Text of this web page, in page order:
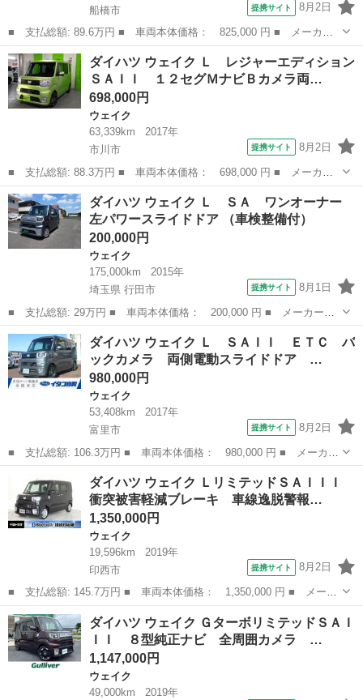
船橋市
提携サイト 8月2日
■ 支払総額: 89.6万円 ■ 車両本体価格： 825,000 円 ■ メーカー
名： ダイハツ ■ 車種名： ウェイク ■ グレード名： Ｌ ＳＡ
ＩＩ 衝突回避支援ブレーキ・ナビ・バックカメラ・ＥＴＣ・両側パ
ワースライド...
千葉 船橋市 ウェイク
ダイハツ ウェイク Ｌ レジャーエディション
ＳＡＩＩ １２セグＭナビＢカメラ両…
698,000円
ウェイク
63,339km
2017年
市川市
提携サイト 8月2日
■ 支払総額: 88.3万円 ■ 車両本体価格： 698,000 円 ■ メーカー
名： ダイハツ ■ 車種名： ウェイク ■ グレード名： Ｌ レジ
ャーエディションＳＡＩＩ １２セグＭナビＢカメラ両Ａドア外ＡＷ
オートＡＣキ...
千葉 市川市 ウェイク
ダイハツ ウェイク Ｌ ＳＡ ワンオーナー
左パワースライドドア （車検整備付）
200,000円
ウェイク
175,000km
2015年
埼玉県 行田市
提携サイト 8月1日
■ 支払総額: 29万円 ■ 車両本体価格： 200,000 円 ■ メーカー
名： ダイハツ ■ 車種名： ウェイク ■ グレード名： Ｌ Ｓ
Ａ ワンオーナー 左パワースライドドア ■ 排気量： 660cc ■ ド
ア枚数：...
埼玉 行田市 ウェイク
ダイハツ ウェイク Ｌ ＳＡＩＩ ＥＴＣ バ
ックカメラ 両側電動スライドドア …
980,000円
ウェイク
53,408km
2017年
富里市
提携サイト 8月2日
■ 支払総額: 106.3万円 ■ 車両本体価格： 980,000 円 ■ メーカー
名： ダイハツ ■ 車種名： ウェイク ■ グレード名： Ｌ ＳＡ
ＩＩ ＥＴＣ バックカメラ 両側電動スライドドア ＴＶ クリア
ランスソナ...
ウェイク
ダイハツ ウェイク ＬリミテッドＳＡＩＩＩ
衝突被害軽減ブレーキ 車線逸脱警報…
1,350,000円
ウェイク
19,596km
2019年
印西市
提携サイト 8月2日
■ 支払総額: 145.7万円 ■ 車両本体価格： 1,350,000 円 ■ メーカ
ー名： ダイハツ ■ 車種名： ウェイク ■ グレード名： Ｌリミ
テッドＳＡＩＩＩ 衝突被害軽減ブレーキ 車線逸脱警報 ペダル踏
み間違抑...
千葉 印西市 ウェイク
ダイハツ ウェイク ＧターボリミテッドＳＡＩ
ＩＩ ８型純正ナビ 全周囲カメラ …
1,147,000円
ウェイク
49,000km
2019年